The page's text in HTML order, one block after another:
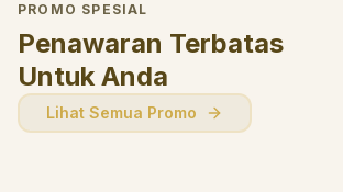
PROMO SPESIAL
Penawaran Terbatas
Untuk Anda
Lihat Semua Promo